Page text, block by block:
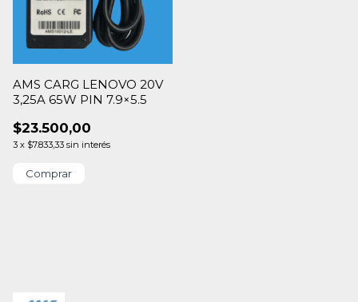
AMS CARG LENOVO 20V
3,25A 65W PIN 7.9×5.5
$23.500,00
3 x $7.833,33 sin interés